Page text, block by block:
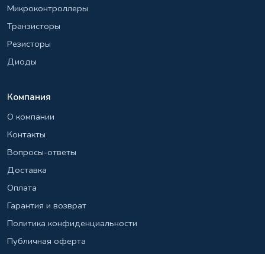
Микроконтроллеры
Транзисторы
Резисторы
Диоды
Компания
О компании
Контакты
Вопросы-ответы
Доставка
Оплата
Гарантия и возврат
Политика конфиденциальности
Публичная оферта